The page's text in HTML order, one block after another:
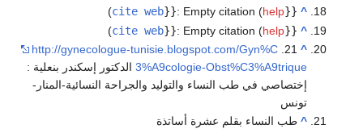
^
{{
cite web}}: Empty citation (help
)
^
{{
cite web}}: Empty citation (help
)
^
21.
http://gynecologue-tunisie.blogspot.com/Gyn%C
3%A9cologie-Obst%C3%A9triqueالدكتور إسكندر بنعلية :
إختصاصي في طب النساء والتوليد والجراحة النسائية-المنار-
تونس
^ طب النساء بقلم عشرة أساتذة